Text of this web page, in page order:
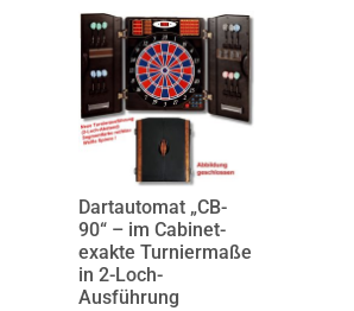
Dartautomat „CB-
90“ – im Cabinet-
exakte Turniermaße
in 2-Loch-
Ausführung